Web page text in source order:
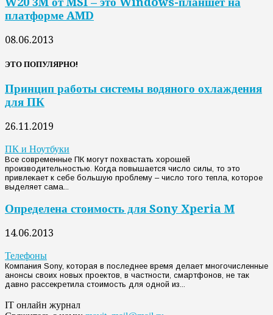
платформе AMD
08.06.2013
ЭТО ПОПУЛЯРНО!
Принцип работы системы водяного охлаждения
для ПК
26.11.2019
ПК и Ноутбуки
Все современные ПК могут похвастать хорошей
производительностью. Когда повышается число силы, то это
привлекает к себе большую проблему – число того тепла, которое
выделяет сама...
Определена стоимость для Sony Xperia M
14.06.2013
Телефоны
Компания Sony, которая в последнее время делает многочисленные
анонсы своих новых проектов, в частности, смартфонов, не так
давно рассекретила стоимость для одной из...
IT онлайн журнал